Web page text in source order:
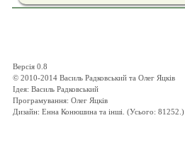
Версія 0.8
© 2010-2014 Василь Радковський та Олег Яцків
Ідея: Василь Радковський
Програмування: Олег Яцків
Дизайн: Енна Конюшина та інші. (Усього: 81252.)